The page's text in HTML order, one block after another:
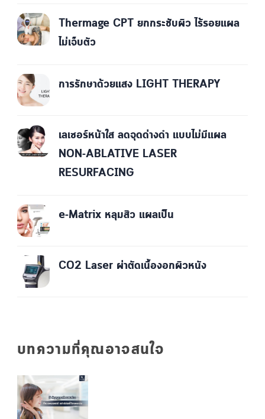
Thermage CPT ยกกระชับผิว ไร้รอยแผล
ไม่เจ็บตัว
การรักษาด้วยแสง LIGHT THERAPY
เลเซอร์หน้าใส ลดจุดด่างดำ แบบไม่มีแผล
NON-ABLATIVE LASER
RESURFACING
e-Matrix หลุมสิว แผลเป็น
CO2 Laser ผ่าตัดเนื้องอกผิวหนัง
บทความที่คุณอาจสนใจ